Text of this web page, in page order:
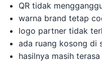
QR tidak
warna brand tetap
logo partner tidak
ada ruang kosong di
hasilnya masih